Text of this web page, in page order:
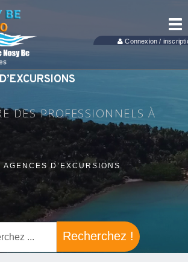
Connexion /
DES PROFESSIONNELS À
AGENCES D’EXCURSIONS
Recherchez !